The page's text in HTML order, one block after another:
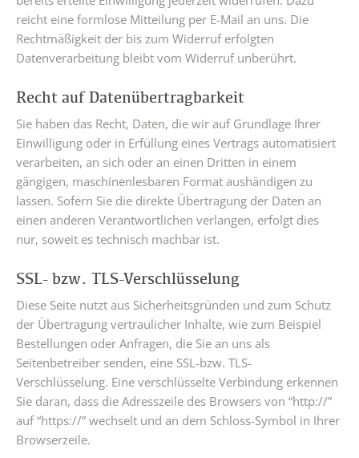
reicht eine formlose Mitteilung per E-Mail an uns. Die
Rechtmäßigkeit der bis zum Widerruf erfolgten
Datenverarbeitung bleibt vom Widerruf unberührt.
Recht auf Datenübertragbarkeit
Sie haben das Recht, Daten, die wir auf Grundlage Ihrer
Einwilligung oder in Erfüllung eines Vertrags automatisiert
verarbeiten, an sich oder an einen Dritten in einem
gängigen, maschinenlesbaren Format aushändigen zu
lassen. Sofern Sie die direkte Übertragung der Daten an
einen anderen Verantwortlichen verlangen, erfolgt dies
nur, soweit es technisch machbar ist.
SSL- bzw. TLS-Verschlüsselung
Diese Seite nutzt aus Sicherheitsgründen und zum Schutz
der Übertragung vertraulicher Inhalte, wie zum Beispiel
Bestellungen oder Anfragen, die Sie an uns als
Seitenbetreiber senden, eine SSL-bzw. TLS-
Verschlüsselung. Eine verschlüsselte Verbindung erkennen
Sie daran, dass die Adresszeile des Browsers von “http://”
auf “https://” wechselt und an dem Schloss-Symbol in Ihrer
Browserzeile.